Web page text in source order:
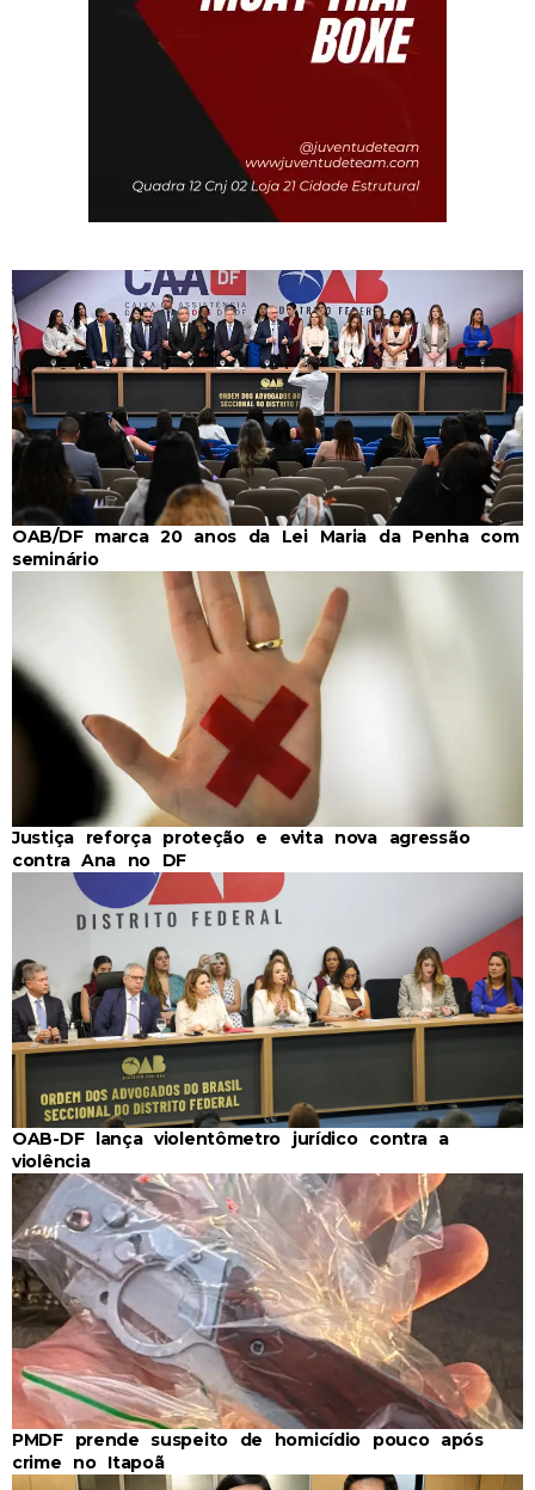
OAB/DF marca 20 anos da Lei Maria da Penha com
seminário
Justiça reforça proteção e evita nova agressão
contra Ana no DF
OAB-DF lança violentômetro jurídico contra a
violência
PMDF prende suspeito de homicídio pouco após
crime no Itapoã